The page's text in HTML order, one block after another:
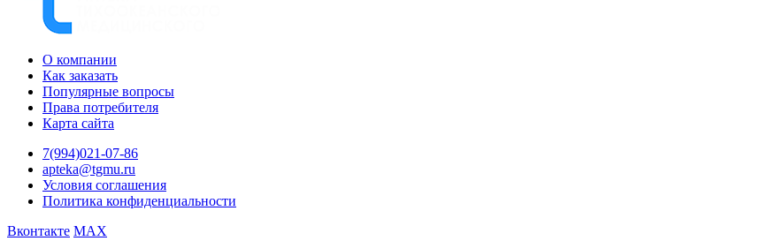
О компании
Как заказать
Популярные вопросы
Права потребителя
Карта сайта
7(994)021-07-86
apteka@tgmu.ru
Условия соглашения
Политика конфиденциальности
Вконтакте MAX